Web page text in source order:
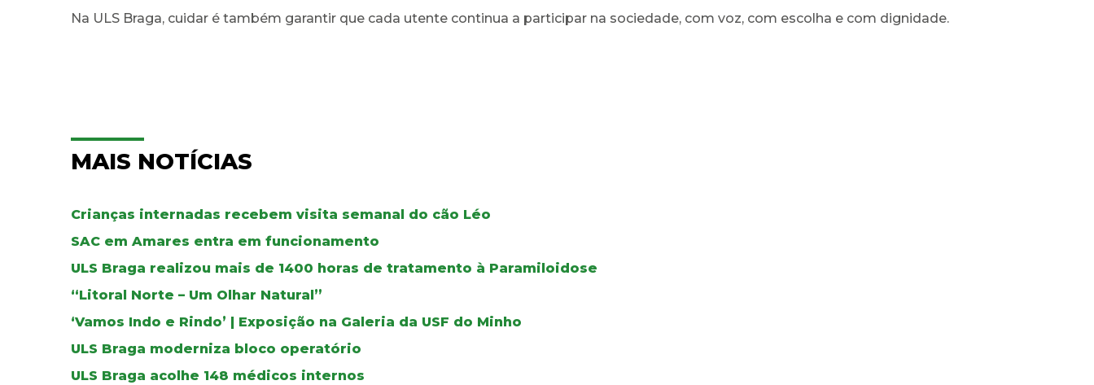
Na ULS Braga, cuidar é também garantir que cada utente continua a participar na sociedade, com voz, com escolha e com dignidade.
MAIS NOTÍCIAS
Crianças internadas recebem visita semanal do cão Léo
SAC em Amares entra em funcionamento
ULS Braga realizou mais de 1400 horas de tratamento à Paramiloidose
“Litoral Norte – Um Olhar Natural”
‘Vamos Indo e Rindo’ | Exposição na Galeria da USF do Minho
ULS Braga moderniza bloco operatório
ULS Braga acolhe 148 médicos internos